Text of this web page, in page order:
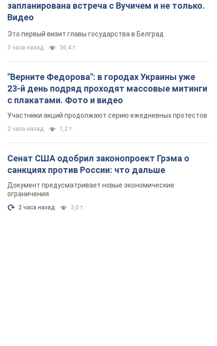
запланирована встреча с Вучичем и не только.
Видео
Это первый визит главы государства в Белград
3 часа назад 36,4 т.
"Верните Федорова": в городах Украины уже
23-й день подряд проходят массовые митинги
с плакатами. Фото и видео
Участники акций продолжают серию ежедневных протестов
2 часа назад 1,2 т.
Сенат США одобрил законопроект Грэма о
санкциях против России: что дальше
Документ предусматривает новые экономические
ограничения
2 часа назад 3,0 т.